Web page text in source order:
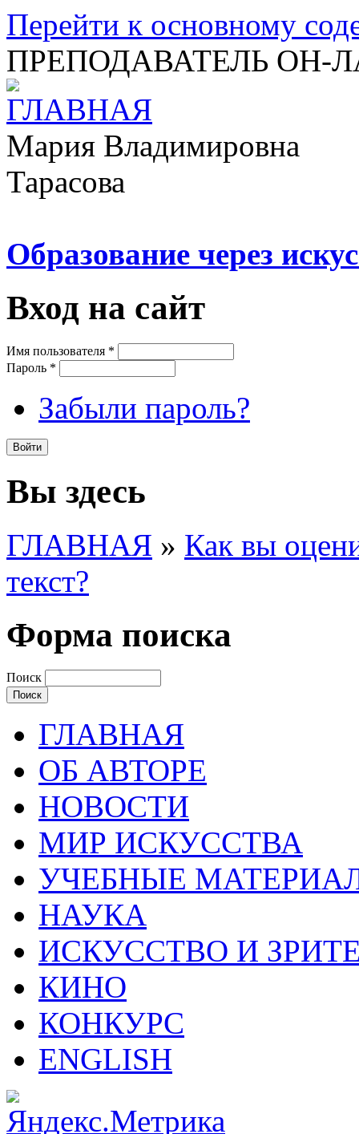
Перейти к основному
ПРЕПОДАВАТЕЛЬ ОН-
Мария Владимировна
Тарасова
Образование через
Вход на сайт
Имя пользователя *
Пароль *
Забыли пароль?
Вы здесь
ГЛАВНАЯ » Как вы
текст?
Форма поиска
Поиск
ГЛАВНАЯ
ОБ АВТОРЕ
НОВОСТИ
МИР ИСКУССТВА
УЧЕБНЫЕ
НАУКА
ИСКУССТВО И
КИНО
КОНКУРС
ENGLISH